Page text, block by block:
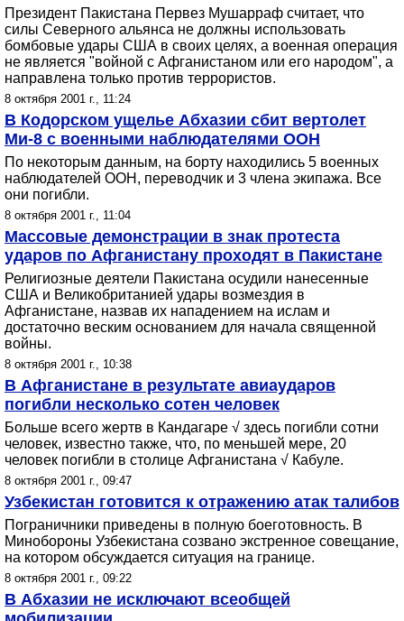
Президент Пакистана Первез Мушарраф считает, что
силы Северного альянса не должны использовать
бомбовые удары США в своих целях, а военная операция
не является "войной с Афганистаном или его народом", а
направлена только против террористов.
8 октября 2001 г., 11:24
В Кодорском ущелье Абхазии сбит вертолет
Ми-8 с военными наблюдателями ООН
По некоторым данным, на борту находились 5 военных
наблюдателей ООН, переводчик и 3 члена экипажа. Все
они погибли.
8 октября 2001 г., 11:04
Массовые демонстрации в знак протеста
ударов по Афганистану проходят в Пакистане
Религиозные деятели Пакистана осудили нанесенные
США и Великобританией удары возмездия в
Афганистане, назвав их нападением на ислам и
достаточно веским основанием для начала священной
войны.
8 октября 2001 г., 10:38
В Афганистане в результате авиаударов
погибли несколько сотен человек
Больше всего жертв в Кандагаре √ здесь погибли сотни
человек, известно также, что, по меньшей мере, 20
человек погибли в столице Афганистана √ Кабуле.
8 октября 2001 г., 09:47
Узбекистан готовится к отражению атак талибов
Пограничники приведены в полную боеготовность. В
Минобороны Узбекистана созвано экстренное совещание,
на котором обсуждается ситуация на границе.
8 октября 2001 г., 09:22
В Абхазии не исключают всеобщей